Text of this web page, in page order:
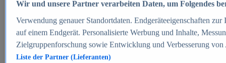
B2C-E-Commerce: Top-50 Online Shops in
Deutschland 2024
Marktanteile von Online-Zahlungsverfahren in
Deutschland 2024
Umsatzstarke Warengruppen im Online-Handel in
Deutschland 2023-2025
Wir und unsere Partner verarbeiten Daten, um Folgendes
Verwendung genauer Standortdaten. Endgeräteeigenschaften
auf einem Endgerät. Personalisierte Werbung und Inhalte,
Zielgruppenforschung sowie Entwicklung und Verbesserung von
Liste der Partner (Lieferanten)